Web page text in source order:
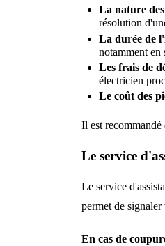
La nature
résolution
La durée de
notamment en
Les frais de
électricien
Le coût des
Il est
Le service
Le service
permet de
En cas de